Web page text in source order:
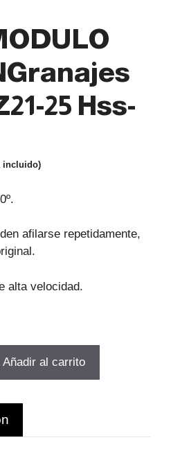
25 Hss-
incluido)
afilarse repetidamente,
alta velocidad.
Añadir al carrito